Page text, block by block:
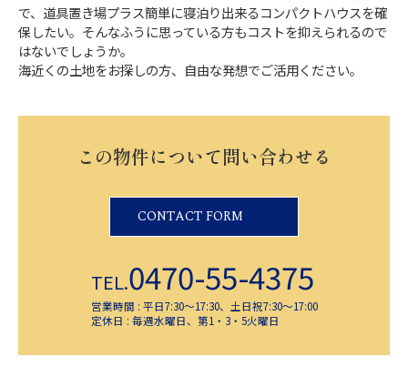
で、道具置き場プラス簡単に寝泊り出来るコンパクトハウスを確
保したい。そんなふうに思っている方もコストを抑えられるので
はないでしょうか。
海近くの土地をお探しの方、自由な発想でご活用ください。
この物件について問い合わせる
CONTACT FORM
TEL.0470-55-4375
営業時間 : 平日7:30～17:30、土日祝7:30～17:00
定休日 : 毎週水曜日、第1・3・5火曜日